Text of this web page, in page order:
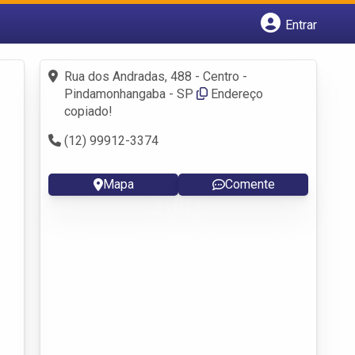
Entrar
Fazer login
Criar conta
Rua dos Andradas, 488 - Centro -
Pindamonhangaba - SP
Endereço
copiado!
(12) 99912-3374
Mapa Comente